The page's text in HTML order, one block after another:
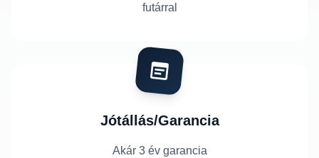
futárral
Jótállás/Garancia
Akár 3 év garancia